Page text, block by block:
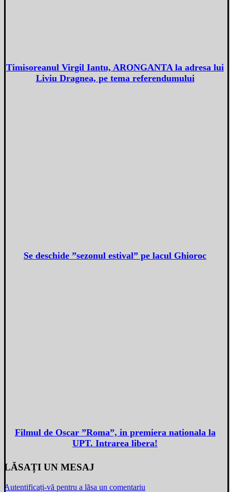
Timisoreanul Virgil Iantu, ARONGANTA la adresa lui
Liviu Dragnea, pe tema referendumului
Se deschide ”sezonul estival” pe lacul Ghioroc
Filmul de Oscar ”Roma”, in premiera nationala la
UPT. Intrarea libera!
LĂSAȚI UN MESAJ
Autentificați-vă pentru a lăsa un comentariu